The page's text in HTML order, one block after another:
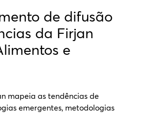
de difusão
da Firjan
e
mapeia as tendências de
emergentes, metodologias